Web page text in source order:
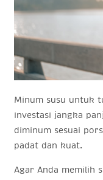
Minum susu untuk
investasi jangka
diminum sesuai
padat dan kuat.
Agar Anda memilih